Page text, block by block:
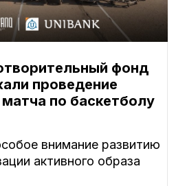
фонд
проведение
по баскетболу
внимание развитию
активного образа